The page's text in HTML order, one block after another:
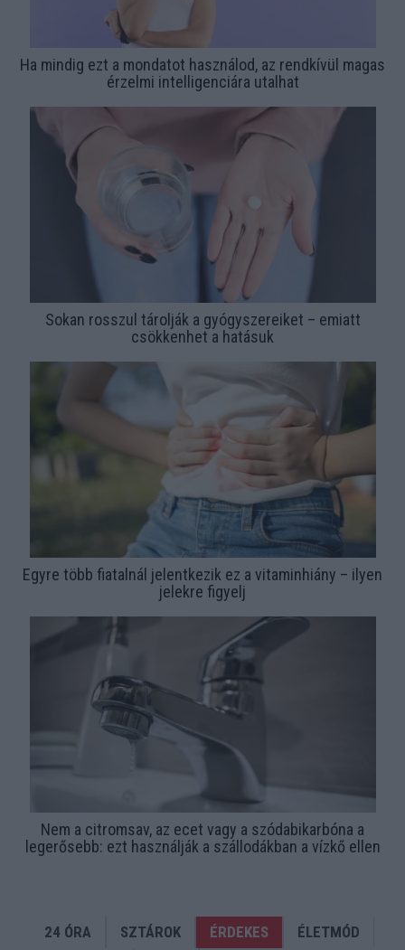
Ha mindig ezt a mondatot használod, az rendkívül magas
érzelmi intelligenciára utalhat
Sokan rosszul tárolják a gyógyszereiket – emiatt
csökkenhet a hatásuk
Egyre több fiatalnál jelentkezik ez a vitaminhiány – ilyen
jelekre figyelj
Nem a citromsav, az ecet vagy a szódabikarbóna a
legerősebb: ezt használják a szállodákban a vízkő ellen
24 ÓRA SZTÁROK ÉRDEKES ÉLETMÓD